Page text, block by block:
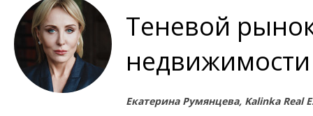
Теневой
недвижимости
Екатерина Румянцева, Kalinka Real